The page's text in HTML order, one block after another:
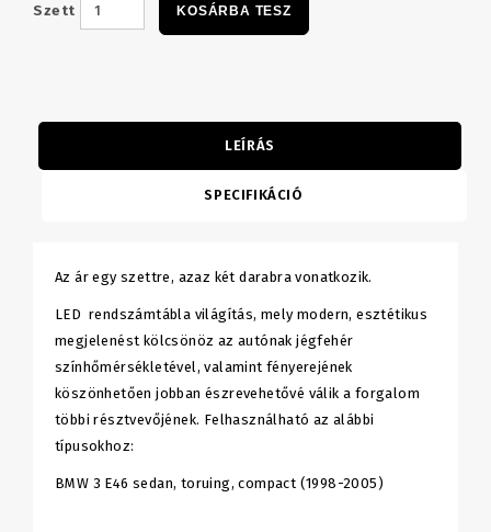
Szett KOSÁRBA TESZ
LEÍRÁS
SPECIFIKÁCIÓ
Az ár egy szettre, azaz két darabra vonatkozik.
LED rendszámtábla világítás, mely modern, esztétikus
megjelenést kölcsönöz az autónak jégfehér
színhőmérsékletével, valamint fényerejének
köszönhetően jobban észrevehetővé válik a forgalom
többi résztvevőjének. Felhasználható az alábbi
típusokhoz:
BMW 3 E46 sedan, toruing, compact (1998-2005)